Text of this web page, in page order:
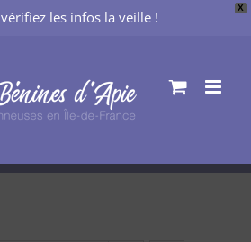
X
vérifiez les infos la veille !